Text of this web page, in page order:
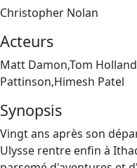
Christopher Nolan
Acteurs
Matt Damon,Tom
Pattinson,Himesh Patel
Synopsis
Vingt ans après son
Ulysse rentre enfin à